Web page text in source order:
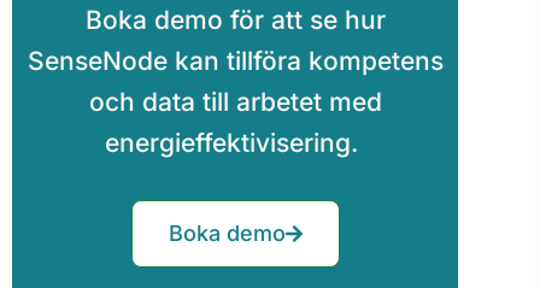
Boka demo för att se hur
SenseNode kan tillföra kompetens
och data till arbetet med
energieffektivisering.
Boka demo